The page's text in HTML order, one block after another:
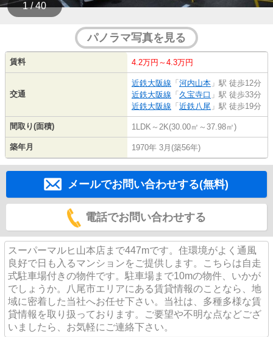
1 / 40
パノラマ写真を見る
賃料 4.2万円～4.3万円
交通
近鉄大阪線 「 河内山本 」駅 徒歩12分
近鉄大阪線 「 久宝寺口 」駅 徒歩33分
近鉄大阪線 「 近鉄八尾 」駅 徒歩19分
間取り(面積) 1LDK～2K(30.00㎡～37.98㎡)
築年月 1970年 3月(築56年)
メールでお問い合わせする(無料)
電話でお問い合わせする
スーパーマルヒ山本店まで447mです。住環境がよく通風
良好で日も入るマンションをご提供します。こちらは自走
式駐車場付きの物件です。駐車場まで10mの物件、いかが
でしょうか。八尾市エリアにある賃貸情報のことなら、地
域に密着した当社へお任せ下さい。当社は、多種多様な賃
貸情報を取り扱っております。ご要望や不明な点などござ
いましたら、お気軽にご連絡下さい。